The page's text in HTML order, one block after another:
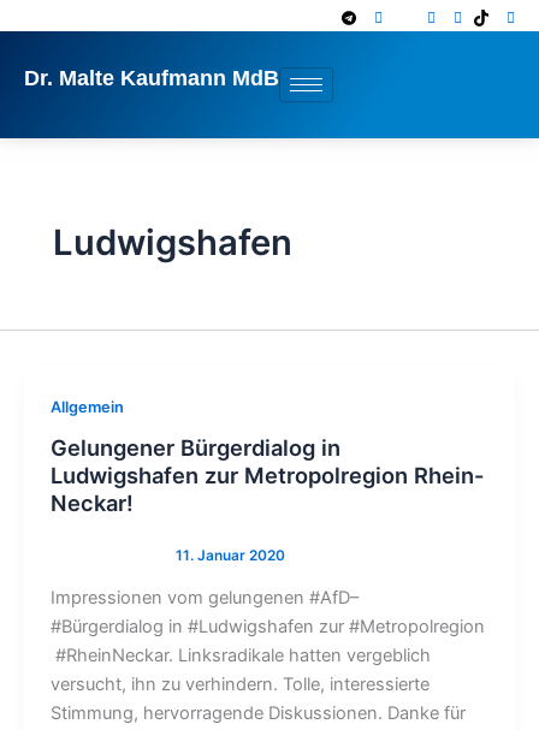
springen
Dr. Malte Kaufmann MdB
Ludwigshafen
Allgemein
Gelungener Bürgerdialog in
Ludwigshafen zur Metropolregion Rhein-
Neckar!
Impressionen vom gelungenen #AfD–
#Bürgerdialog in #Ludwigshafen zur #Metropolregion
#RheinNeckar. Linksradikale hatten vergeblich
versucht, ihn zu verhindern. Tolle, interessierte
Stimmung, hervorragende Diskussionen. Danke für